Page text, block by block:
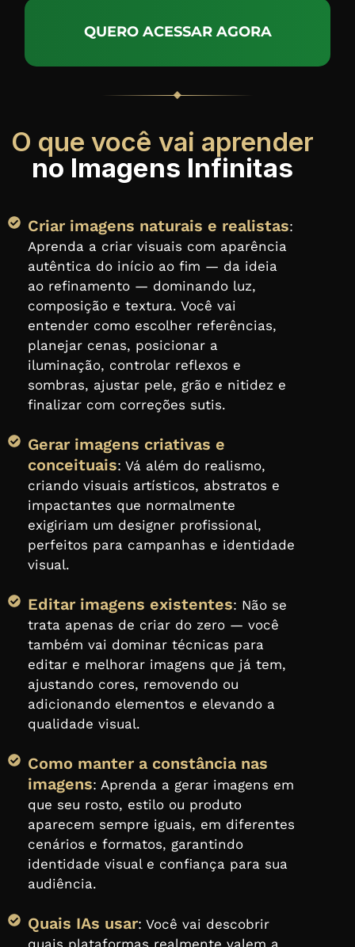
QUERO ACESSAR AGORA
O que você vai aprender
no Imagens Infinitas
Criar imagens naturais e realistas:
Aprenda a criar visuais com aparência
autêntica do início ao fim — da ideia
ao refinamento — dominando luz,
composição e textura. Você vai
entender como escolher referências,
planejar cenas, posicionar a
iluminação, controlar reflexos e
sombras, ajustar pele, grão e nitidez e
finalizar com correções sutis.
Gerar imagens criativas e
conceituais: Vá além do realismo,
criando visuais artísticos, abstratos e
impactantes que normalmente
exigiriam um designer profissional,
perfeitos para campanhas e identidade
visual.
Editar imagens existentes: Não se
trata apenas de criar do zero — você
também vai dominar técnicas para
editar e melhorar imagens que já tem,
ajustando cores, removendo ou
adicionando elementos e elevando a
qualidade visual.
Como manter a constância nas
imagens: Aprenda a gerar imagens em
que seu rosto, estilo ou produto
aparecem sempre iguais, em diferentes
cenários e formatos, garantindo
identidade visual e confiança para sua
audiência.
Quais IAs usar: Você vai descobrir
quais plataformas realmente valem a